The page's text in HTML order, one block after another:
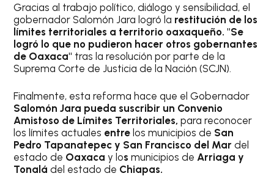
Gracias al trabajo político, diálogo y sensibilidad, el
gobernador Salomón Jara logró la restitución de los
límites territoriales a territorio oaxaqueño. "Se
logró lo que no pudieron hacer otros gobernantes
de Oaxaca" tras la resolución por parte de la
Suprema Corte de Justicia de la Nación (SCJN).
Finalmente, esta reforma hace que el Gobernador
Salomón Jara pueda suscribir un Convenio
Amistoso de Límites Territoriales, para reconocer
los límites actuales entre los municipios de San
Pedro Tapanatepec y San Francisco del Mar del
estado de Oaxaca y losmunicipios de Arriaga y
Tonaládel estado de Chiapas.